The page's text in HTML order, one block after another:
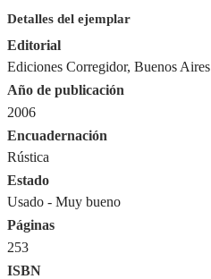
Detalles del ejemplar
Editorial
Ediciones Corregidor, Buenos Aires
Año de publicación
2006
Encuadernación
Rústica
Estado
Usado - Muy bueno
Páginas
253
ISBN